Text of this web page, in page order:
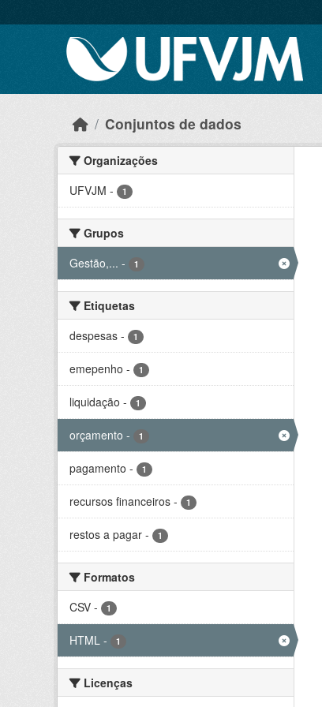
Conjuntos de dados
Organizações
UFVJM - 1
Grupos
Gestão,... - 1
Etiquetas
despesas - 1
emepenho - 1
liquidação - 1
orçamento - 1
pagamento - 1
recursos financeiros - 1
restos a pagar - 1
Formatos
CSV - 1
HTML - 1
Licenças